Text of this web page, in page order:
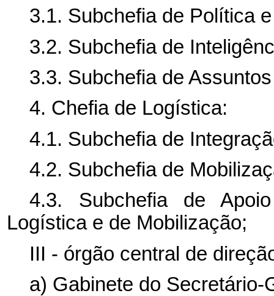
3.1. Subchefia de Política
3.2. Subchefia de
3.3. Subchefia de
4. Chefia de Logística:
4.1. Subchefia de
4.2. Subchefia de
4.3. Subchefia de
Logística e de Mobilização;
III - órgão central de
a) Gabinete do Secretário-